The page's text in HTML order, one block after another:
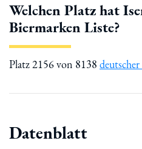
Welchen Platz hat
Biermarken Liste?
Platz 2156 von 8138
Datenblatt